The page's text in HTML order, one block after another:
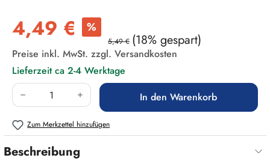
Verkaufspreis:
4,49 € %
5,49 € (18% gespart)
Preise inkl. MwSt. zzgl. Versandkosten
Lieferzeit ca 2-4 Werktage
Produkt Anzahl: Gib den gewünschten Wert
In den Warenkorb
Zum Merkzettel hinzufügen
Beschreibung